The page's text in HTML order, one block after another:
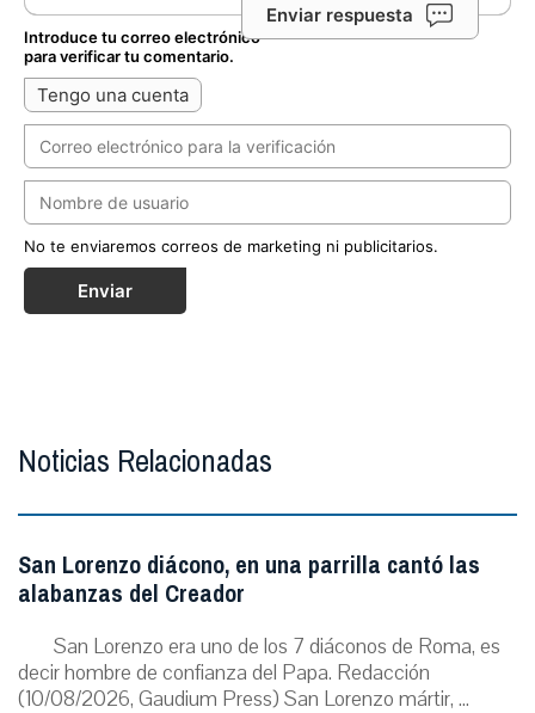
Enviar respuesta
Introduce tu correo electrónico
para verificar tu comentario.
Tengo una cuenta
No te enviaremos correos de marketing ni publicitarios.
Enviar
Noticias Relacionadas
San Lorenzo diácono, en una parrilla cantó las
alabanzas del Creador
San Lorenzo era uno de los 7 diáconos de Roma, es
decir hombre de confianza del Papa. Redacción
(10/08/2026, Gaudium Press) San Lorenzo mártir, ...